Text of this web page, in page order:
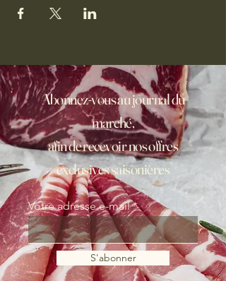
Abonnez-vous au journal du
marché,
afin de recevoir nos offres
exclusives saisonières
Votre adresse e-mail
S'abonner